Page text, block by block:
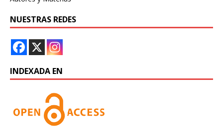
NUESTRAS REDES
INDEXADA EN